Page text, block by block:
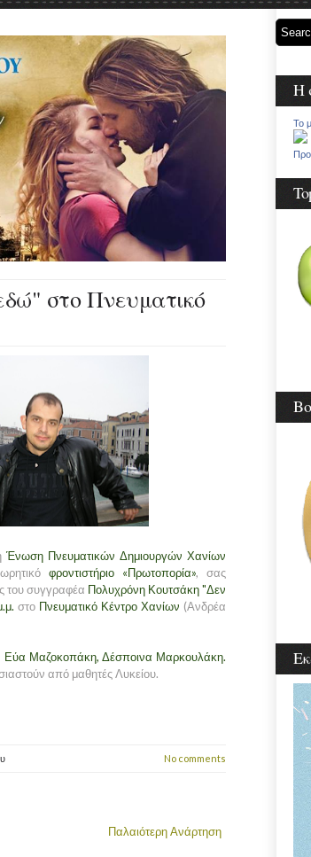
στο Πνευματικό
Ένωση Πνευματικών Δημιουργών Χανίων
φροντιστήριο «Πρωτοπορία», σας
του συγγραφέα Πολυχρόνη Κουτσάκη "Δεν
στο Πνευματικό Κέντρο Χανίων (Ανδρέα
Μαζοκοπάκη, Δέσποινα Μαρκουλάκη.
από μαθητές Λυκείου.
No comments
Παλαιότερη Ανάρτηση
Η
Το